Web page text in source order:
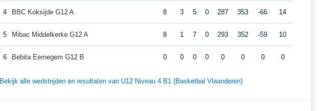
4 BBC Koksijde G12 A 8 3 5 0 287 353 -66 14
5 Mibac Middelkerke G12 A 8 1 7 0 293 352 -59 10
6 Bebita Eernegem G12 B 0 0 0 0 0 0 0 0
Bekijk alle wedstrijden en resultaten van U12 Niveau 4 B1 (Basketbal Vlaanderen)